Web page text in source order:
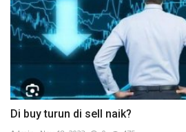
Di buy turun di sell naik?